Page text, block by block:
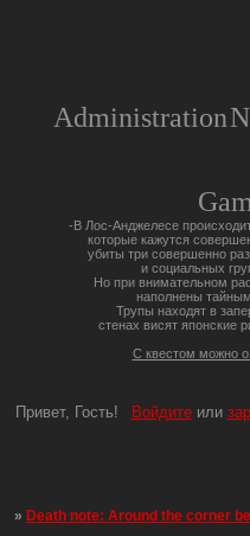
Administration
-В Лос-Анджелесе
которые кажутся
убиты три совершенно
и социальных
Но при внимательном
наполнены
Трупы находят в
стенах висят японские
С квестом можно
Привет, Гость! Войдитеили
»Death note: Around the corner